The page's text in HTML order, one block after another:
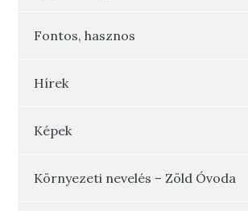
Fontos, hasznos
Hírek
Képek
Környezeti nevelés – Zöld Óvoda